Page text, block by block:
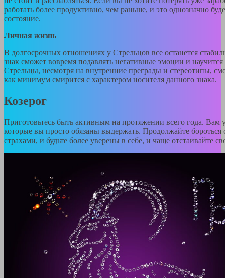
работать более продуктивно, чем раньше, и это однозначно
состояние.
Личная жизнь
В долгосрочных отношениях у Стрельцов все останется
знак сможет вовремя подавлять негативные эмоции и
Стрельцы, несмотря на внутренние преграды и стереотипы,
как минимум смирится с характером носителя данного знака.
Козерог
Приготовьтесь быть активным на протяжении всего года. Вам
которые вы просто обязаны выдержать. Продолжайте
страхами, и будьте более уверены в себе, и чаще отстаивайте